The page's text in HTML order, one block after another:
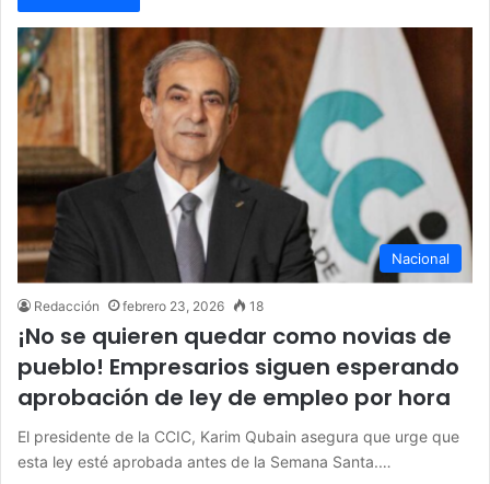
Nacional
Redacción febrero 23, 2026 18
¡No se quieren quedar como novias de
pueblo! Empresarios siguen esperando
aprobación de ley de empleo por hora
El presidente de la CCIC, Karim Qubain asegura que urge que
esta ley esté aprobada antes de la Semana Santa.…